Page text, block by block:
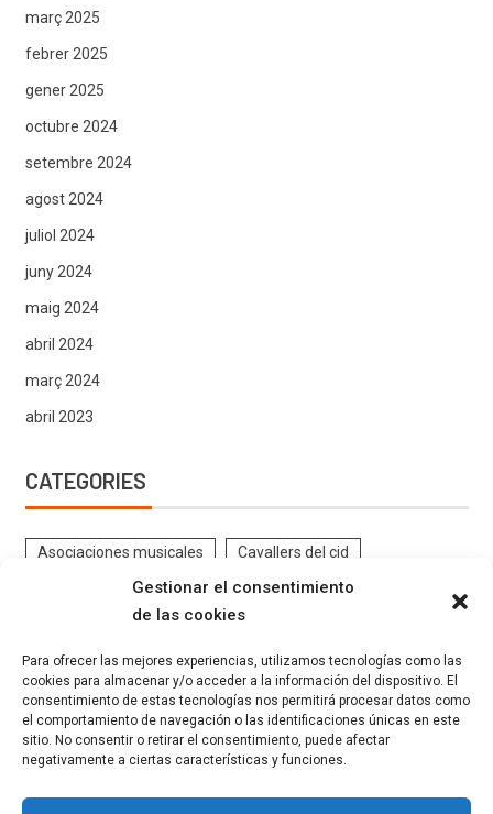
Gestionar el consentimiento
de las cookies
Para ofrecer las mejores experiencias, utilizamos tecnologías como las
cookies para almacenar y/o acceder a la información del dispositivo. El
consentimiento de estas tecnologías nos permitirá procesar datos como
el comportamiento de navegación o las identificaciones únicas en este
sitio. No consentir o retirar el consentimiento, puede afectar
negativamente a ciertas características y funciones.
març 2025
febrer 2025
gener 2025
octubre 2024
setembre 2024
agost 2024
juliol 2024
juny 2024
maig 2024
abril 2024
març 2024
abril 2023
CATEGORIES
Asociaciones musicales Cavallers del cid
Contrabandistes CRÒNIQUES DE FESTES
ENTREVISTES Estatutos Eventos Federació
FESTES GELADORS Filaes GALERIA FESTERA
INSTRUCCIONS FESTERES Kaimans La Canyeta